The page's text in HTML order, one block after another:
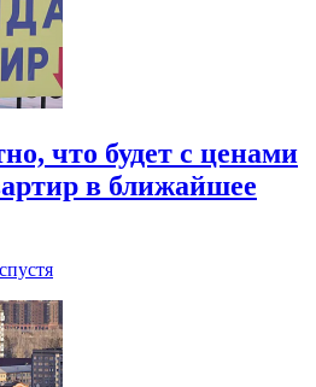
что будет с ценами
в ближайшее